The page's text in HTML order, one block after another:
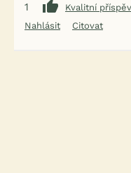
1
Kvalitní
Nahlásit
Citovat